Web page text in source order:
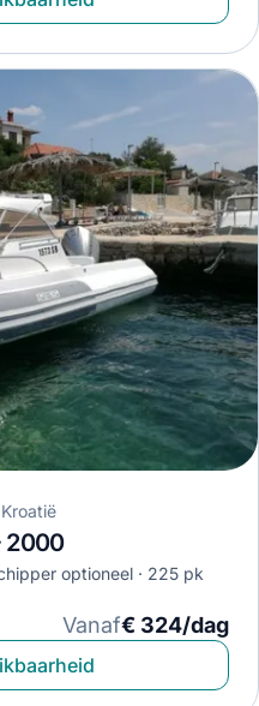
2000
optioneel
225 pk
Vanaf€ 324/dag